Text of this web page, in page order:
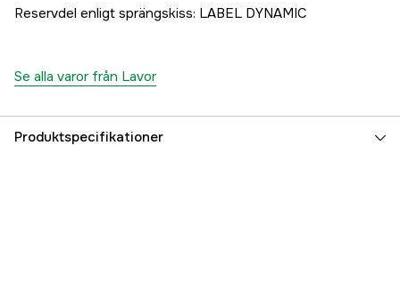
Reservdel enligt sprängskiss: LABEL DYNAMIC
Se alla varor från Lavor
Produktspecifikationer